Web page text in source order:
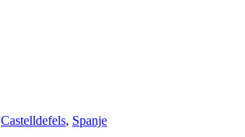
Castelldefels, Spanje